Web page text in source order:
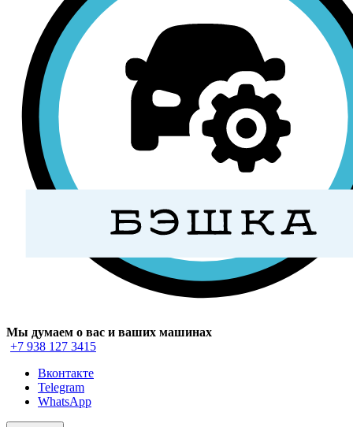
Мы думаем о вас и ваших машинах
+7 938 127 3415
Вконтакте
Telegram
WhatsApp